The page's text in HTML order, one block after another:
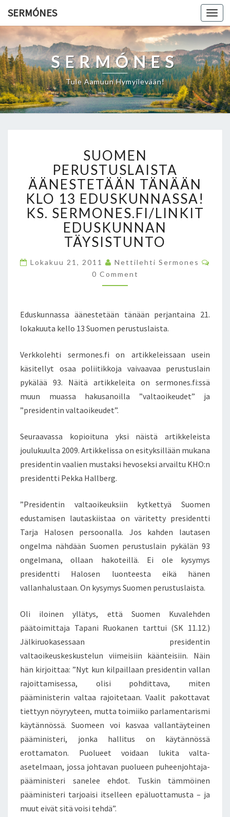
SERMÓNES
SERMÓNES
Tule Aamuun Hymyilevään!
U
O
M
E
N
P
E
R
U
T
U
A
I
S
A
Ä
Ä
N
S
E
T
Ä
N
Ä
N
Ä
N
K
L
O
E
D
S
U
N
A
S
A
K
S
S
E
SUOMEN
PERUSTUSLAISTA
ÄÄNESTETÄÄN TÄNÄÄN
KLO 13 EDUSKUNNASSA!
KS. SERMONES.FI/LINKIT
EDUSKUNNAN
TÄYSISTUNTO
Lokakuu 21, 2011 Nettilehti Sermones
0 Comment
Eduskunnassa äänestetään tänään perjantaina 21.
lokakuuta kello 13 Suomen perustuslaista.
Verkkolehti sermones.fi on artikkeleissaan usein
käsitellyt osaa poliitikkoja vaivaavaa perustuslain
pykälää 93. Näitä artikkeleita on sermones.fi:ssä
muun muassa hakusanoilla ”valtaoikeudet” ja
”presidentin valtaoikeudet”.
Seuraavassa kopioituna yksi näistä artikkeleista
joulukuulta 2009. Artikkelissa on esityksillään mukana
presidentin vaalien mustaksi hevoseksi arvailtu KHO:n
presidentti Pekka Hallberg.
”Presidentin valtaoikeuksiin kytkettyä Suomen
edustamisen lautaskiistaa on väritetty presidentti
Tarja Halosen persoonalla. Jos kahden lautasen
ongelma nähdään Suomen perustuslain pykälän 93
ongelmana, ollaan hakoteillä. Ei ole kysymys
presidentti Halosen luonteesta eikä hänen
vallanhalustaan. On kysymys Suomen perustuslaista.
Oli iloinen yllätys, että Suomen Kuvalehden
päätoimittaja Tapani Ruokanen tarttui (SK 11.12.)
Jälkiruokasessaan presidentin
valtaoikeuskeskustelun viimeisiin käänteisiin. Näin
hän kirjoittaa: ”Nyt kun kilpaillaan presidentin vallan
rajoittamisessa, olisi pohdittava, miten
pääministerin valtaa rajoitetaan. Vaalit pakottavat
tiettyyn nöyryyteen, mutta toimiiko parlamentarismi
käytännössä. Suomeen voi kasvaa vallantäyteinen
pääministeri, jonka hallitus on käytännössä
erottamaton. Puolueet voidaan lukita valta-
asetelmaan, jossa johtavan puolueen puheenjohtaja-
pääministeri sanelee ehdot. Tuskin tämmöinen
pääministeri tarjoaisi itselleen epäluottamusta – ja
muut eivät sitä voisi tehdä”.